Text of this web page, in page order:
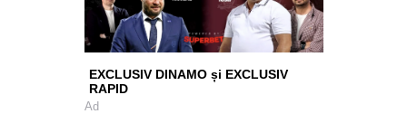
EXCLUSIV DINAMO și EXCLUSIV
RAPID
Ad